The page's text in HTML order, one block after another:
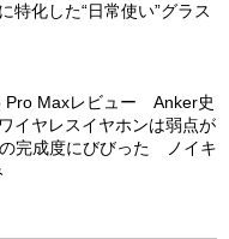
化した“日常使い”グラス
Pro Maxレビュー Anker史
イヤレスイヤホンは弱点が
完成度にびびった ノイキ